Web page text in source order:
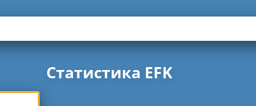
Статистика EFK